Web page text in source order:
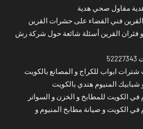
مقاول صحي هدية
فني القضاء على حشرات القرين
فئران القرين أسئلة شائعة حول شركة رش
شترات ابواب للكراج و المصانع بالكويت
المنيوم هندي بالكويت
في الكويت للمطابخ و الخزن و السواتر
في الكويت و صيانة مطابخ المنيوم و